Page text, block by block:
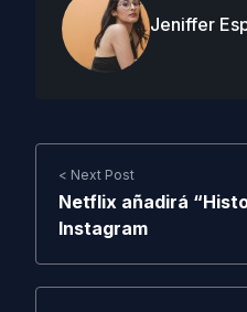
Jeniffer
< Next Post
Netflix añadirá
Instagram